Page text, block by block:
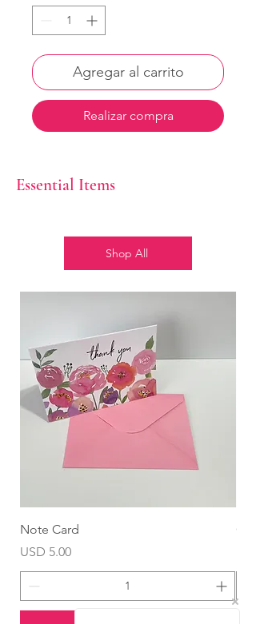
Agregar al carrito
Realizar compra
Essential Items
Shop All
Note Card
Precio
USD 5.00